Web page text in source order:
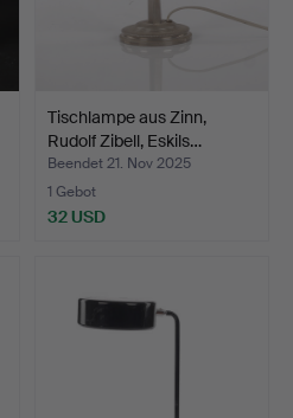
Tischlampe aus Zinn,
Rudolf Zibell, Eskils…
Beendet 21. Nov 2025
1 Gebot
32 USD